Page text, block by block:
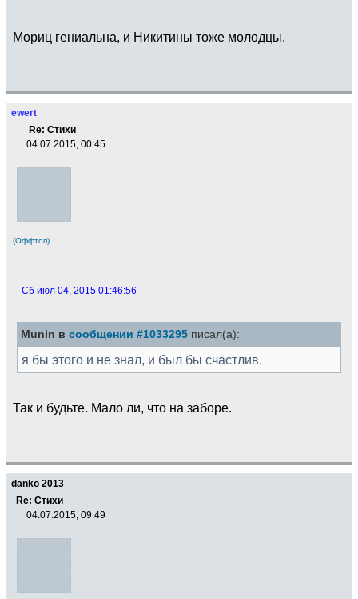
Мориц гениальна, и Никитины тоже молодцы.
ewert
Re: Стихи
04.07.2015, 00:45
(Оффтоп)
-- Сб июл 04, 2015 01:46:56 --
Munin в сообщении #1033295 писал(а):
я бы этого и не знал, и был бы счастлив.
Так и будьте. Мало ли, что на заборе.
danko 2013
Re: Стихи
04.07.2015, 09:49